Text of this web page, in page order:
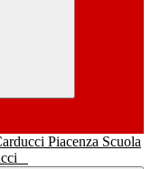
Scuola